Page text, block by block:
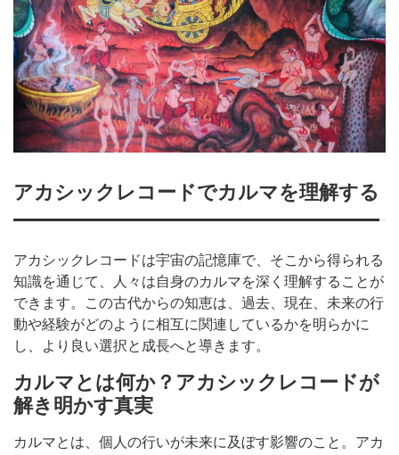
アカシックレコードでカルマを理解する
アカシックレコードは宇宙の記憶庫で、そこから得られる
知識を通じて、人々は自身のカルマを深く理解することが
できます。この古代からの知恵は、過去、現在、未来の行
動や経験がどのように相互に関連しているかを明らかに
し、より良い選択と成長へと導きます。
カルマとは何か？アカシックレコードが
解き明かす真実
カルマとは、個人の行いが未来に及ぼす影響のこと。アカ